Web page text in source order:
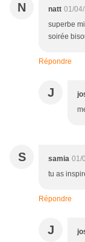
N natt 01/
superbe
soirée
Répondre
J
S samia 01/
tu as
Répondre
J